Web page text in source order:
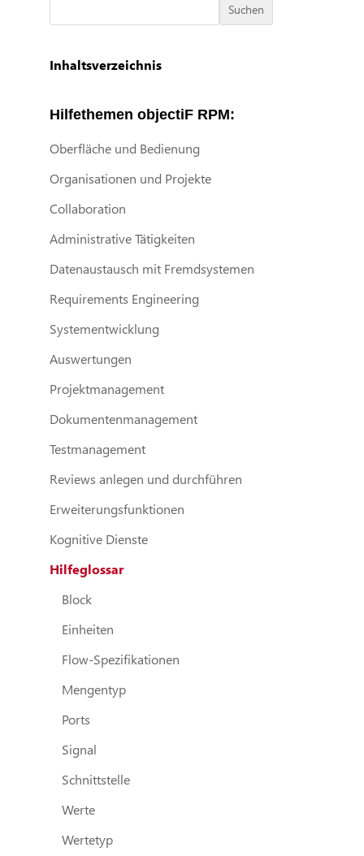
Suchen
Inhaltsverzeichnis
Hilfethemen objectiF RPM:
Oberfläche und Bedienung
Organisationen und Projekte
Collaboration
Administrative Tätigkeiten
Datenaustausch mit Fremdsystemen
Requirements Engineering
Systementwicklung
Auswertungen
Projektmanagement
Dokumentenmanagement
Testmanagement
Reviews anlegen und durchführen
Erweiterungsfunktionen
Kognitive Dienste
Hilfeglossar
Block
Einheiten
Flow-Spezifikationen
Mengentyp
Ports
Signal
Schnittstelle
Werte
Wertetyp